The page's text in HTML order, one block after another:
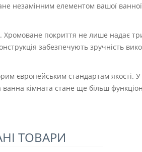
незамінним елементом вашої
Хромоване покриття не лише надає
забезпечують зручність
європейським стандартам якості. У
кімната стане ще більш
ТОВАРИ